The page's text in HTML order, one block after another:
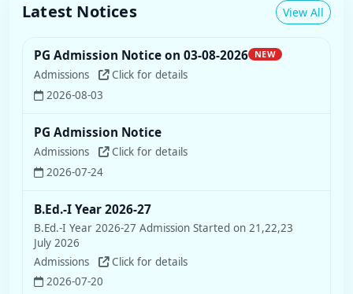
Latest Notices View All
PG Admission Notice
Admissions
Click for details
2026-07-24
B.Ed.-I Year 2026-27
B.Ed.-I Year 2026-27 Admission Started on 21,22,23
July 2026
2026-07-20
practical examination
practical examination Click Here More Details
Examination